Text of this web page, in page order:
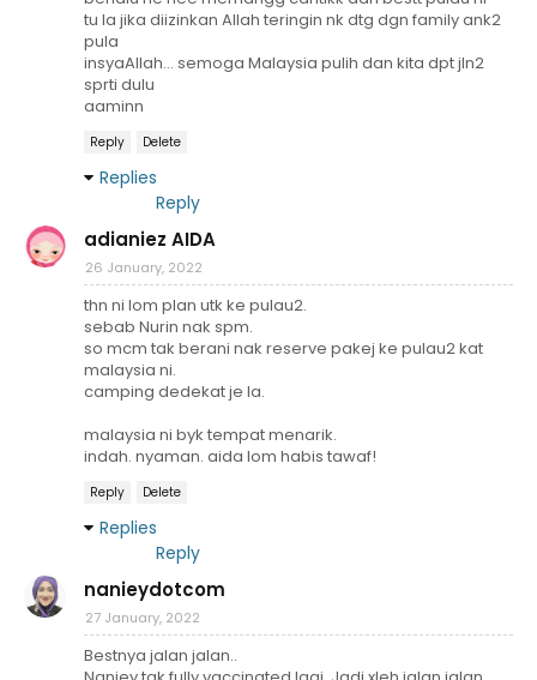
tu la jika diizinkan Allah teringin nk dtg dgn family ank2
pula
insyaAllah... semoga Malaysia pulih dan kita dpt jln2
sprti dulu
aaminn
Reply Delete
Replies
Reply
adianiez AIDA
26 January, 2022
thn ni lom plan utk ke pulau2.
sebab Nurin nak spm.
so mcm tak berani nak reserve pakej ke pulau2 kat
malaysia ni.
camping dedekat je la.
malaysia ni byk tempat menarik.
indah. nyaman. aida lom habis tawaf!
Reply Delete
Replies
Reply
nanieydotcom
27 January, 2022
Bestnya jalan jalan..